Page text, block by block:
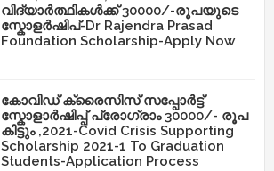
വിദ്യാർത്ഥികൾക്ക് 30000/-രൂപയുടെ
സ്കോളർഷിപ്-Dr Rajendra Prasad
Foundation Scholarship-Apply Now
കോവിഡ് ക്രൈസിസ് സപ്പോർട്ട്
സ്കോളാർഷിപ്പ് പ്രോഗ്രാം 30000/- രൂപ
കിട്ടും ,2021-Covid Crisis Supporting
Scholarship 2021-1 To Graduation
Students-Application Process